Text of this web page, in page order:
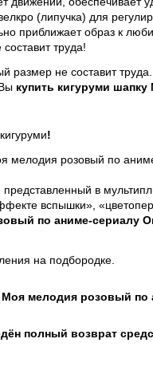
(липучка) для
приближает образ к
труда!
не составит
купить кигуруми
!
мелодия розовый по
в
вспышки»,
по аниме-сериалу
на подбородке.
Моя мелодия розовый по
полный возврат